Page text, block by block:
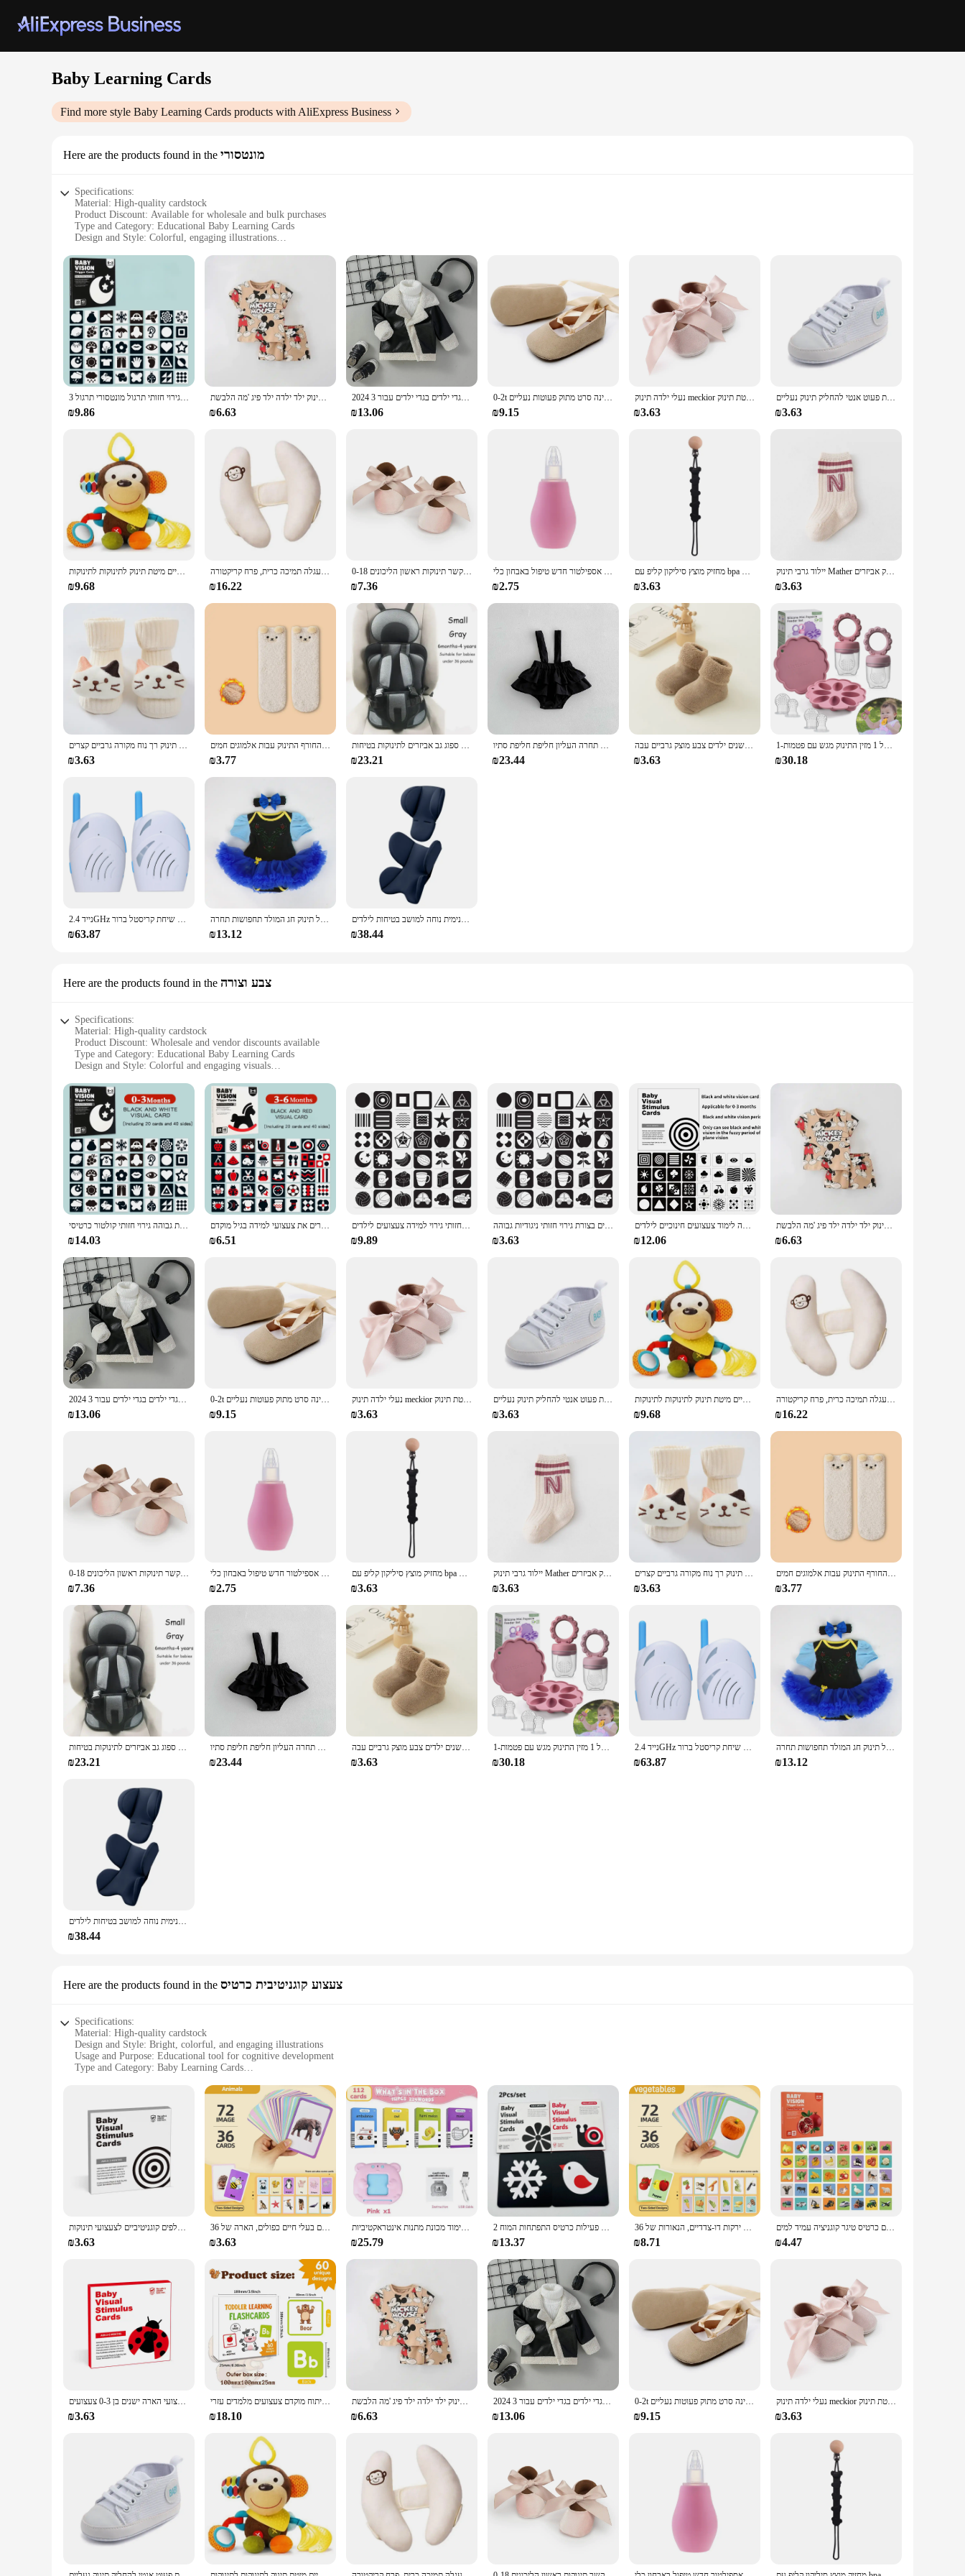
Baby Learning Cards
Find more style Baby Learning Cards products with AliExpress Business
Here are the products found in the מונטסורי
Specifications:
Material: High-quality cardstock
Product Discount: Available for wholesale and bulk purchases
Type and Category: Educational Baby Learning Cards
Design and Style: Colorful, engaging illustrations
Typical Adaptive Scenario: Suitable for children aged 0-3 years
Shape or Size or Weight or Quantity: Each set includes 36 double-sided cards
Features:
|Wholesale|Vendors|
**Engaging Learning Experience**
Our Baby Learning Cards are designed to stimulate the young minds of children aged 0-3 years. These cards are not just a collection of pictures; they are a gateway to a world of learning and
discovery. Each card features a unique illustration, which is paired with a corresponding word or phrase in both English and Hebrew, promoting bilingual learning. The cards are not only visually
appealing but also tactile, ensuring that children can explore and interact with them in a variety of ways.
**Educational Value**
These cards are more than just flashcards; they are an educational tool that supports the Montessori method of learning. The cards are designed to help children develop their cognitive and motor skills,
as well as their understanding of shapes, colors, and objects. They are perfect for parents and educators looking to introduce their children to basic concepts in a fun and engaging way. The cards are
**Versatile and Convenient**
The Baby Learning Cards are not just for home use; they are also an excellent resource for daycare centers, preschools, and early childhood education programs. With a set of 36 double-sided cards,
the possibilities for learning are endless. The cards are lightweight and easy to carry, making them perfect for on-the-go learning. Whether you're at home, in the car, or at a playdate, these cards
provide an educational experience that is both versatile and convenient.
3 כדי 6 חודשים חזון הדק כרטיסים חינוכיים מוקדם אימון תינוקות גירוי חזותי תינוקות גירוי חזותי תרגול מונטסורי תרגול
₪9.86
דיסני מיקי קריקטורה הדפסת חליפת בגדי ילדי תינוק אופנה תינוק ילד ילדה ילד פיג 'מה הלבשת Clothings סט מותג
₪6.63
2024 תינוקות בנים מעור שחור אופנה אופנה להפוך למטה צווארון מעילי עבה חם בגדי ילדים בגדי ילדים עבור 3m-3y
₪13.06
0-2t תינוקת נוחה תינוק לנער נעלי ריקוד בלרינה סרט מתוק פעוטות נעליים
₪9.15
נעלי ילדה תינוק meckior נעלי בלט, נעלי בית ללא החלקה שטוחים שטוחים רכים וכותנה-מיטת תינוק
₪3.63
תינוק בד קלאסי ספורט סניקרס יילוד תינוק בני בנות הדפסת כוכב ראשון הליכונים נעלי תינוקות פעוט אנטי להחליק תינוק נעליים
₪3.63
צעצועי תינוקות קטיף ממולא עגלה גלילה תולה בעלי חיים מיטת תינוק לתינוקות לתינוקות
₪9.68
הצוואר עגלה התינוק כרית בנונית ראש בטיחות כרית מגן, התינוק עגלה תמיכה כרית, פרח קריקטורה
₪16.22
תינוקת נסיכת נעליים לפעוטות החלקה שטוח רך-בלעדי כותנה גומי עריסה יפה פרפר-קשר תינוקות ראשון הליכונים 0-18m
₪7.36
חדש נולד סיליקון תינוק בטיחות אף שואב אבק יניקה ילדים שאיבת אספילטור חדש טיפול באבחון כלי
₪2.75
מחזיק מוצץ סיליקון קליפ עם bpa עיצוב אחד חינם, שרשרת מוצץ עם קליפ עבור צעצועים
₪3.63
יילוד גרבי תינוק Mather ילדים גרביים חמוד בנות בני תינוקות תינוקות פעוט גרב ילדי כותנה רצפת גרבי תינוק אביזרים
₪3.63
האביב תינוק גרביים חמוד קטיף קריקטורה תפאורה חתול רצפה גרביים תינוק תינוק רך נוח מקורה גרביים קצרים
₪3.63
קריקטורה קטיפה תינוק גרביים דוב חמוד צבע מוצק ירך גרב גבוהה עבור החורף התינוק עבות אלמוגים חמים
₪3.77
בטיחות הילד בטיחות המכונית מחצלת תינוק העגלה מושב כרית תינוק כרית תינוק ספוג גב אביזרים לתינוקות בטיחות
₪23.21
סגנון קוריאני בנות חדשות סתיו מתוק חמוד סרוג בובה צווארון שרוול ארוך חצאית חליפת תחרה העליון חליפת חליפת סתיו
₪23.44
ילדים חורף קטיף לולאה גרביים קטיפה רירית בייבי גרביים 0-3 שנים ילדים צבע מוצק גרביים עבה
₪3.63
1-סט מזין פירות התינוק סט מזין ערכת גלידה עובש סיליקון 2 תבניות פוספריקל 1 מזין התינוק מגש עם פטמות
₪30.18
נייד 2.4GHz אלחוטי דיגיטלי אודיו בייבי מוניטור שתי דרך שיחת קריסטל ברור Baby Cry גלאי רגיש שידור
₪63.87
יילוד תינוקת בגדי תינוקות בגדי ילדים של תינוק חג המולד תחפושות תחרה Romper שמלת 1st יום הולדת תלבושת Bebe סרבל
₪13.12
כרית עגלת תינוק נושמת כרית פנימית נוחה למושב בטיחות לילדים
₪38.44
Here are the products found in the צבע וצורה
Specifications:
Material: High-quality cardstock
Product Discount: Wholesale and vendor discounts available
Type and Category: Educational Baby Learning Cards
Design and Style: Colorful and engaging visuals
Typical Adaptive Scenario: Home, daycare, preschool settings
Shape or Size or Weight or Quantity: Compact and portable sets
Features:
|Wholesale|Vendors|
**Engaging Visuals for Early Learning**
The Baby Learning Cards are meticulously designed to capture the attention of young minds. Each card features vibrant colors and captivating shapes that stimulate a baby's visual senses, making
learning fun and interactive. The cards are organized into various categories, such as colors and shapes, to introduce essential concepts in a structured and entertaining manner. This set is not just about
learning; it's about creating joyful educational experiences that foster a lifelong love for learning.
**Versatile and Educational Tools**
These cards are not just for playtime; they are an essential tool for parents, educators, and caregivers seeking to enhance a child's cognitive development. They are versatile and can be used in a variety
of settings, from home to daycare, and preschool. The cards are designed to be portable, making them perfect for on-the-go learning. They can be used in a variety of activities, such as flashcard
color and shape recognition.
**Adaptive and Engaging Learning Experience**
Understanding that every child learns at their own pace, these cards are adaptable to different learning styles. They are perfect for individual or group activities, allowing children to learn together or
independently. The cards are not just a one-time use item; they are durable enough to withstand the wear and tear of frequent use, ensuring that your child can continue to engage with them over time.
With the Baby Learning Cards, you are investing in a product that grows with your child, providing an engaging and adaptive learning experience.
צעצועים מונטסורי תינוק שחור כרטיסי פלאש לבן ניגודיות גבוהה גירוי חזותי קולטור כרטיסי collour צעצועים חינוך מוקדם לבני נונים
₪14.03
מונטסורי 0-12 חודשים חזון תינוק לגירוי כרטיסי ניגודיות שחור ולבן מגרים את צעצועי למידה בגיל מוקדם
₪6.51
מונטסורי תינוק חזותי גירוי כרטיס צעצוע שחור לבן פלאש כרטיסי גבוהה ניגוד חזותי גירוי למידה צעצועים לילדים
₪9.89
כרטיס גירוי חזותי עם כרטיס צעצוע שחור ולבן כרטיסים בצורת גירוי חזותי ניגודיות גבוהה
₪3.63
צעצועים מונטסורי תינוק גירוי חזותי כרטיסי פלאש שחור ולבן ניגודיות גבוהה לימוד צעצועים חינוכיים לילדים
₪12.06
דיסני מיקי קריקטורה הדפסת חליפת בגדי ילדי תינוק אופנה תינוק ילד ילדה ילד פיג 'מה הלבשת Clothings סט מותג
₪6.63
2024 תינוקות בנים מעור שחור אופנה אופנה להפוך למטה צווארון מעילי עבה חם בגדי ילדים בגדי ילדים עבור 3m-3y
₪13.06
0-2t תינוקת נוחה תינוק לנער נעלי ריקוד בלרינה סרט מתוק פעוטות נעליים
₪9.15
נעלי ילדה תינוק meckior נעלי בלט, נעלי בית ללא החלקה שטוחים שטוחים רכים וכותנה-מיטת תינוק
₪3.63
תינוק בד קלאסי ספורט סניקרס יילוד תינוק בני בנות הדפסת כוכב ראשון הליכונים נעלי תינוקות פעוט אנטי להחליק תינוק נעליים
₪3.63
צעצועי תינוקות קטיף ממולא עגלה גלילה תולה בעלי חיים מיטת תינוק לתינוקות לתינוקות
₪9.68
הצוואר עגלה התינוק כרית בנונית ראש בטיחות כרית מגן, התינוק עגלה תמיכה כרית, פרח קריקטורה
₪16.22
תינוקת נסיכת נעליים לפעוטות החלקה שטוח רך-בלעדי כותנה גומי עריסה יפה פרפר-קשר תינוקות ראשון הליכונים 0-18m
₪7.36
חדש נולד סיליקון תינוק בטיחות אף שואב אבק יניקה ילדים שאיבת אספילטור חדש טיפול באבחון כלי
₪2.75
מחזיק מוצץ סיליקון קליפ עם bpa עיצוב אחד חינם, שרשרת מוצץ עם קליפ עבור צעצועים
₪3.63
יילוד גרבי תינוק Mather ילדים גרביים חמוד בנות בני תינוקות תינוקות פעוט גרב ילדי כותנה רצפת גרבי תינוק אביזרים
₪3.63
האביב תינוק גרביים חמוד קטיף קריקטורה תפאורה חתול רצפה גרביים תינוק תינוק רך נוח מקורה גרביים קצרים
₪3.63
קריקטורה קטיפה תינוק גרביים דוב חמוד צבע מוצק ירך גרב גבוהה עבור החורף התינוק עבות אלמוגים חמים
₪3.77
בטיחות הילד בטיחות המכונית מחצלת תינוק העגלה מושב כרית תינוק כרית תינוק ספוג גב אביזרים לתינוקות בטיחות
₪23.21
סגנון קוריאני בנות חדשות סתיו מתוק חמוד סרוג בובה צווארון שרוול ארוך חצאית חליפת תחרה העליון חליפת חליפת סתיו
₪23.44
ילדים חורף קטיף לולאה גרביים קטיפה רירית בייבי גרביים 0-3 שנים ילדים צבע מוצק גרביים עבה
₪3.63
1-סט מזין פירות התינוק סט מזין ערכת גלידה עובש סיליקון 2 תבניות פוספריקל 1 מזין התינוק מגש עם פטמות
₪30.18
נייד 2.4GHz אלחוטי דיגיטלי אודיו בייבי מוניטור שתי דרך שיחת קריסטל ברור Baby Cry גלאי רגיש שידור
₪63.87
יילוד תינוקת בגדי תינוקות בגדי ילדים של תינוק חג המולד תחפושות תחרה Romper שמלת 1st יום הולדת תלבושת Bebe סרבל
₪13.12
כרית עגלת תינוק נושמת כרית פנימית נוחה למושב בטיחות לילדים
₪38.44
Here are the products found in the צעצוע קוגניטיבית כרטיס
Specifications:
Material: High-quality cardstock
Design and Style: Bright, colorful, and engaging illustrations
Usage and Purpose: Educational tool for cognitive development
Type and Category: Baby Learning Cards
Quantity: Comes in sets, ideal for wholesale and retail vendors
Features:
**Enhancing Early Learning**
The Baby Learning Cards are an essential tool for parents and educators seeking to foster cognitive development in young children. Designed with bright, engaging illustrations, these cards capture the
attention of babies and toddlers, making learning an enjoyable experience. The cards are made from high-quality cardstock, ensuring durability and longevity. The colorful designs and various shapes
stimulate visual and tactile senses, promoting cognitive growth and motor skills development.
**Versatile and Convenient**
These cards are not just educational tools but also versatile. They can be used in various settings, from home to daycare centers, and are perfect for parents, educators, and caregivers. The cards are
available in sets, making them an ideal choice for wholesale and retail vendors. The compact size and lightweight nature of the cards make them easy to carry and store, ensuring they are always at
hand for educational playtime.
Each set of Baby Learning Cards comes with a variety of themes, including animals, shapes, colors, and numbers. These cards are designed to teach basic concepts in a fun and interactive way. The
cards are not only educational but also serve as a means of entertainment, keeping children engaged and learning without even realizing it. The cards are a valuable addition to any child's educational
toolkit, fostering a love for learning from an early age.
כרטיסים שחורים ולבנים לגיל הרך לגירוי חזותי וקלפים קוגניטיביים לצעצועי תינוקות
₪3.63
36 כרטיסים קוגניטיביים בעלי חיים כפולים, הארה של kidsen קריאה תמונות ולמידה, נייר כרטיסי הוראה כיף נייר
₪3.63
מדברים כרטיסי פלאש מוקדם צעצועים חינוכיים בנים בנות לגיל הרך לימוד הגן לימוד מכונת מתנות אינטראקטיביות
₪25.79
2 מחשבים ניגודיות גבוהה כרטיסי פלאש תינוק שחור לבן צבעוני גירוי חזותי למידה פעילות כרטיס התפתחות המוח
₪13.37
36 כרטיסים קוגניטיביים של ירקות דו-צדדיים, הנאורות של kidsen, קריאת תמונות וכרטיסי זיהוי אובייקט למידה ומילים
₪8.71
ניגודיות גבוהה תינוק כרטיס גירוי ויזואלי תינוק למידה מוקדמת חזון תינוק חינוכי מוקדם כרטיס טיגר קוגניציה עמיד למים
₪4.47
גירוי חזותי תינוק אימון קוגנטיבי כרטיסים שחורים ולבנים עבור צעצועי הארה ישנים בן 0-3 צעצועים
₪3.63
פעוט לימוד פעוט כרטיסי פלאש אלף אותיות מילים כרטיסיות גן מונטסורי פיתוח מוקדם צעצועים מלמדים עזרי
₪18.10
דיסני מיקי קריקטורה הדפסת חליפת בגדי ילדי תינוק אופנה תינוק ילד ילדה ילד פיג 'מה הלבשת Clothings סט מותג
₪6.63
2024 תינוקות בנים מעור שחור אופנה אופנה להפוך למטה צווארון מעילי עבה חם בגדי ילדים בגדי ילדים עבור 3m-3y
₪13.06
0-2t תינוקת נוחה תינוק לנער נעלי ריקוד בלרינה סרט מתוק פעוטות נעליים
₪9.15
נעלי ילדה תינוק meckior נעלי בלט, נעלי בית ללא החלקה שטוחים שטוחים רכים וכותנה-מיטת תינוק
₪3.63